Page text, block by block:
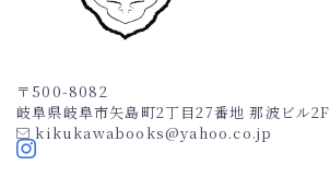
〒500-8082
岐阜県岐阜市矢島町2丁目27番地 那波ビル2F
kikukawabooks@yahoo.co.jp